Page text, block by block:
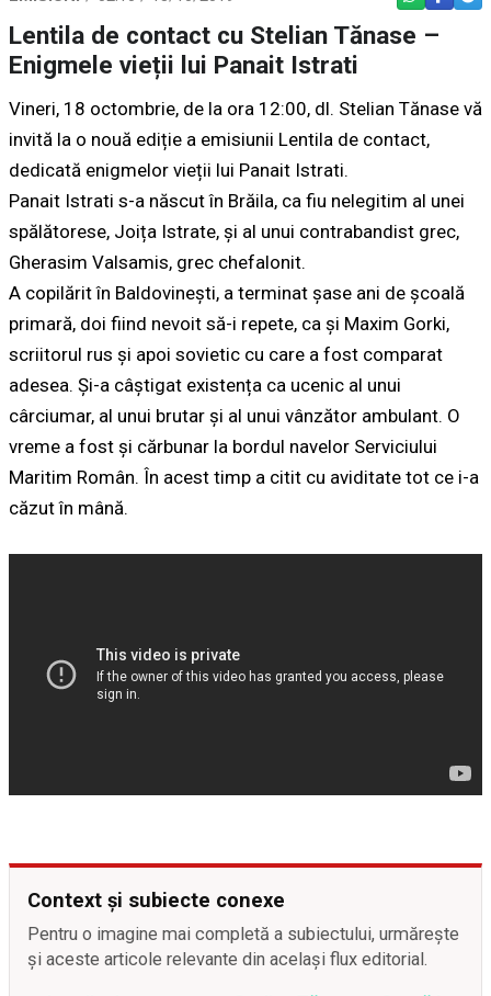
Lentila de contact cu Stelian Tănase –
Enigmele vieții lui Panait Istrati
Vineri, 18 octombrie, de la ora 12:00, dl. Stelian Tănase vă
invită la o nouă ediție a emisiunii Lentila de contact,
dedicată enigmelor vieții lui Panait Istrati.
Panait Istrati s-a născut în Brăila, ca fiu nelegitim al unei
spălătorese, Joița Istrate, și al unui contrabandist grec,
Gherasim Valsamis, grec chefalonit.
A copilărit în Baldovinești, a terminat șase ani de școală
primară, doi fiind nevoit să-i repete, ca și Maxim Gorki,
scriitorul rus și apoi sovietic cu care a fost comparat
adesea. Și-a câștigat existența ca ucenic al unui
cârciumar, al unui brutar și al unui vânzător ambulant. O
vreme a fost și cărbunar la bordul navelor Serviciului
Maritim Român. În acest timp a citit cu aviditate tot ce i-a
căzut în mână.
Context și subiecte conexe
Pentru o imagine mai completă a subiectului, urmărește
și aceste articole relevante din același flux editorial.